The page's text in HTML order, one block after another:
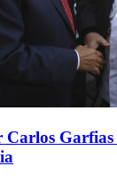
Carlos